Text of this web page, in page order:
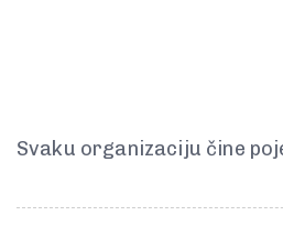
Svaku organizaciju čine